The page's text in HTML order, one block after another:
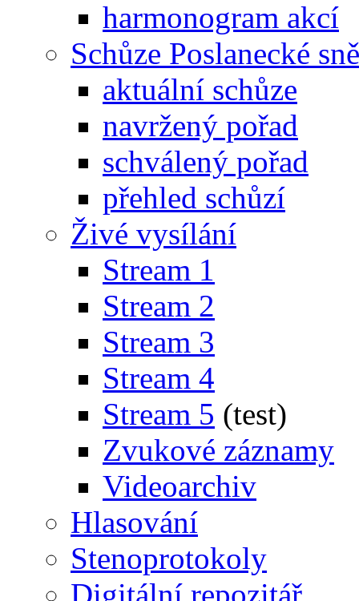
harmonogram akcí
Schůze Poslanecké
aktuální schůze
navržený pořad
schválený pořad
přehled schůzí
Živé vysílání
Stream 1
Stream 2
Stream 3
Stream 4
Stream 5 (test)
Zvukové záznamy
Videoarchiv
Hlasování
Stenoprotokoly
Digitální repozitář